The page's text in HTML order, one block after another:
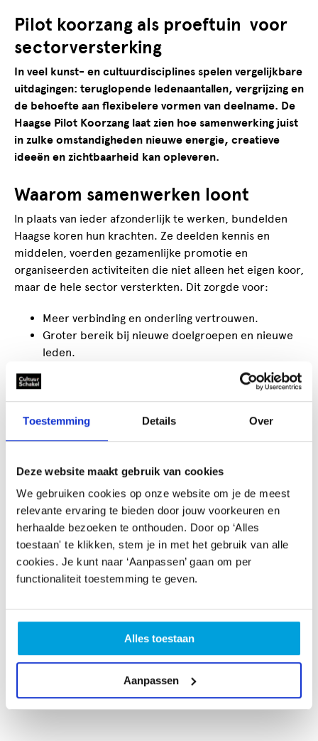
Toestemming Details Over
Deze website maakt gebruik van cookies
We gebruiken cookies op onze website om je de meest
relevante ervaring te bieden door jouw voorkeuren en
herhaalde bezoeken te onthouden. Door op ‘Alles
toestaan' te klikken, stem je in met het gebruik van alle
cookies. Je kunt naar ‘Aanpassen’ gaan om per
functionaliteit toestemming te geven.
Alles toestaan
Aanpassen
Pilot koorzang als proeftuin voor
sectorversterking
In veel kunst- en cultuurdisciplines spelen vergelijkbare
uitdagingen: teruglopende ledenaantallen, vergrijzing en
de behoefte aan flexibelere vormen van deelname. De
Haagse Pilot Koorzang laat zien hoe samenwerking juist
in zulke omstandigheden nieuwe energie, creatieve
ideeën en zichtbaarheid kan opleveren.
Waarom samenwerken loont
In plaats van ieder afzonderlijk te werken, bundelden
Haagse koren hun krachten. Ze deelden kennis en
middelen, voerden gezamenlijke promotie en
organiseerden activiteiten die niet alleen het eigen koor,
maar de hele sector versterkten. Dit zorgde voor:
Meer verbinding en onderling vertrouwen.
Groter bereik bij nieuwe doelgroepen en nieuwe
leden.
In de casus De kracht van samenwerking
lees je
belangrijke resultaten, inzichten en aanbevelingen.
Meer bereiken doe je samen!
De Pilot Koorzang laat zien dat samenwerking niet alleen
uitdagingen helpt te overwinnen, maar ook nieuwe
kansen creëert. Het versterkt de veerkracht en
toekomstbestendigheid van de culturele sector en is
toepasbaar in elke kunst- en cultuurdiscipline waar
verbinding, vernieuwing en zichtbaarheid nodig zijn.
Wie nu investeert in verbinding, bouwt aan groei,
inspiratie en veerkracht voor de toekomst. De vraag is
niet óf samenwerking werkt, maar wanneer jij begint.
Download de casus